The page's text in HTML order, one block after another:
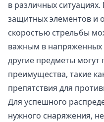
в различных
защитных элементов и
скоростью стрельбы
важным в напряженных
другие предметы могут
преимущества, такие
препятствия для
Для успешного
нужного снаряжения,